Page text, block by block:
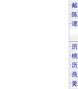
·
·
·
·
·
·
·
·